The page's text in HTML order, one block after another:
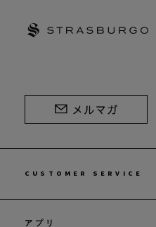
CUSTOMER SERVICE
アプリ